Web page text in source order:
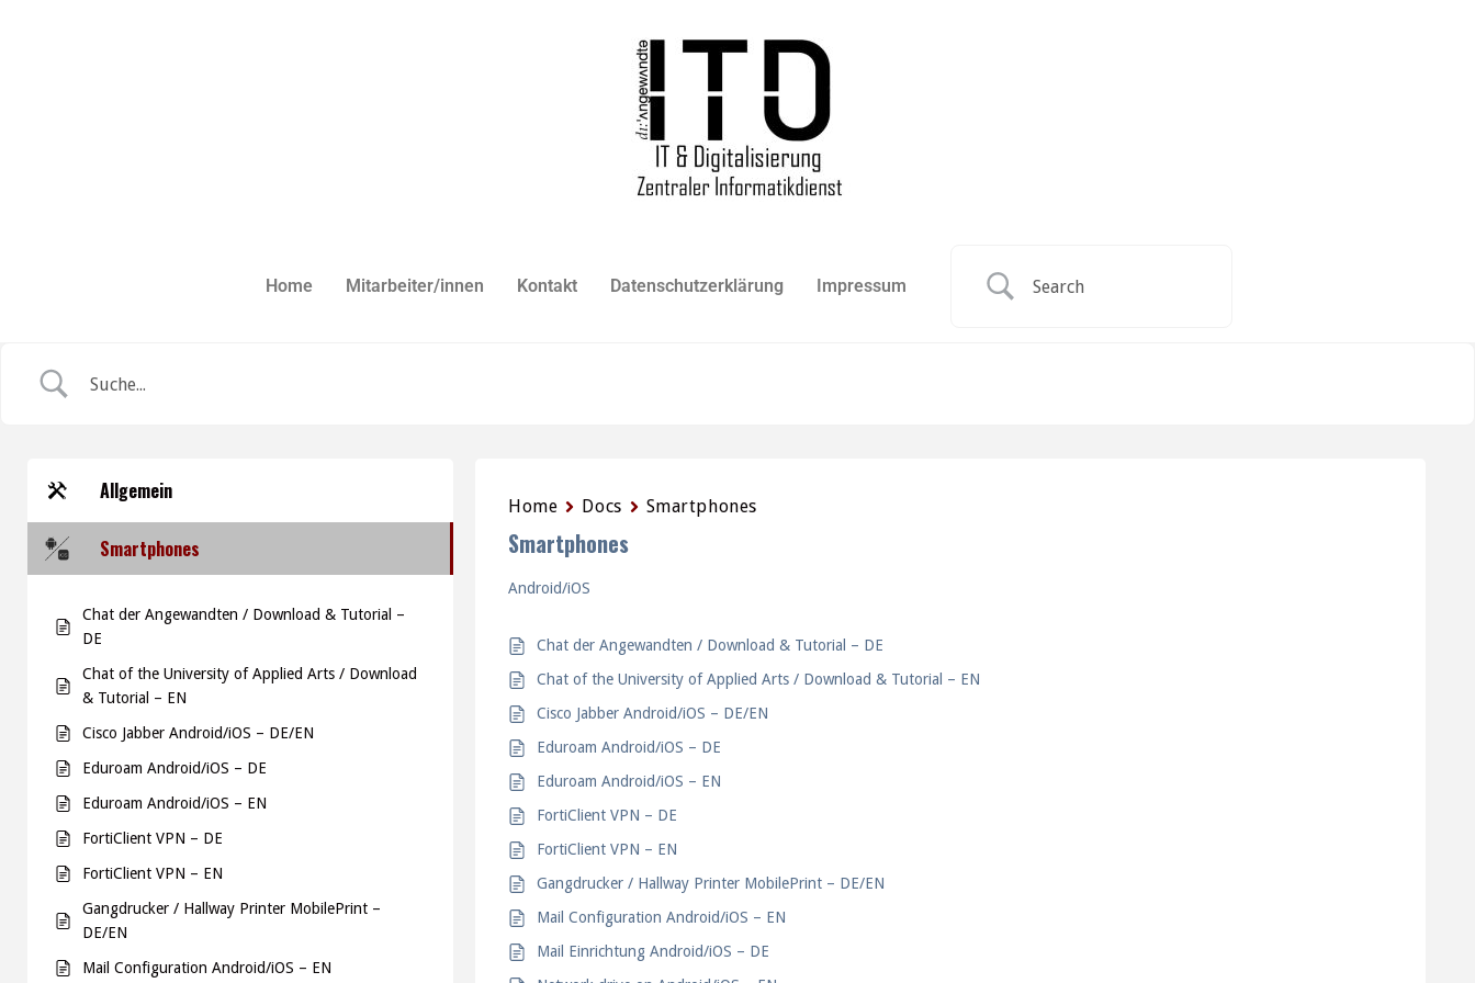
Home Mitarbeiter/innen Kontakt Datenschutzerklärung Impressum
Allgemein
Smartphones
Chat der Angewandten / Download & Tutorial –
DE
Chat of the University of Applied Arts / Download
& Tutorial – EN
Cisco Jabber Android/iOS – DE/EN
Eduroam Android/iOS – DE
Eduroam Android/iOS – EN
FortiClient VPN – DE
FortiClient VPN – EN
Gangdrucker / Hallway Printer MobilePrint –
DE/EN
Mail Configuration Android/iOS – EN
Home Docs Smartphones
Smartphones
Android/iOS
Chat der Angewandten / Download & Tutorial – DE
Chat of the University of Applied Arts / Download & Tutorial – EN
Cisco Jabber Android/iOS – DE/EN
Eduroam Android/iOS – DE
Eduroam Android/iOS – EN
FortiClient VPN – DE
FortiClient VPN – EN
Gangdrucker / Hallway Printer MobilePrint – DE/EN
Mail Configuration Android/iOS – EN
Mail Einrichtung Android/iOS – DE